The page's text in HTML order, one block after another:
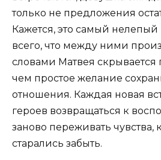
только не предложения
Кажется, это самый нелепый
всего, что между ними
словами Матвея скрывается
чем простое желание
отношения. Каждая новая
героев возвращаться к
заново переживать чувства,
старались забыть.